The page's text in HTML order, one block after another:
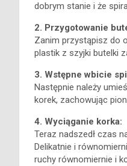
dobrym stanie i że
2. Przygotowanie
Zanim przystąpisz do
plastik z szyjki butelki
3. Wstępne wbicie
Następnie należy
korek, zachowując
4. Wyciąganie korka:
Teraz nadszedł czas
Delikatnie i
ruchy równomiernie i